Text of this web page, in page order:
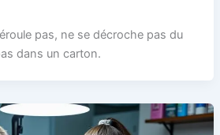
pas, ne se décroche pas du
dans un carton.